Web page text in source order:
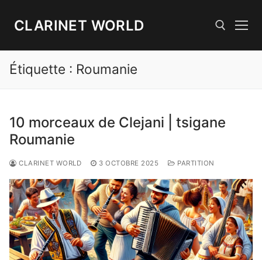
CLARINET WORLD
Rechercher :
Étiquette : Roumanie
10 morceaux de Clejani | tsigane
Roumanie
CLARINET WORLD 3 OCTOBRE 2025 PARTITION